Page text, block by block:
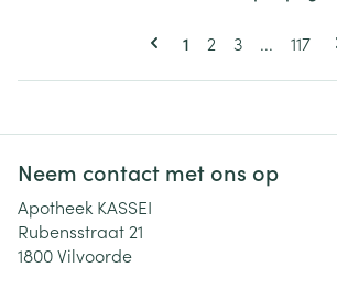
Pagina's
U lees momenteel
1 Pagina
2 Pagina
3 ... 117
Neem contact met ons op
Apotheek KASSEI
Rubensstraat 21
1800Vilvoorde